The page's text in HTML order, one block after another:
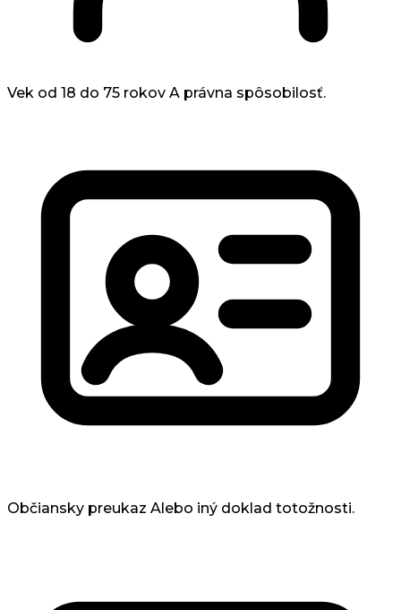
Vek od 18 do 75 rokov A právna spôsobilosť.
Občiansky preukaz Alebo iný doklad totožnosti.